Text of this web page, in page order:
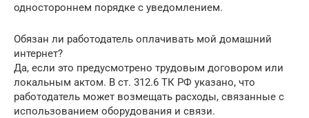
одностороннем порядке с уведомлением.
Обязан ли работодатель оплачивать мой домашний
интернет?
Да, если это предусмотрено трудовым договором или
локальным актом. В ст. 312.6 ТК РФ указано, что
работодатель может возмещать расходы, связанные с
использованием оборудования и связи.